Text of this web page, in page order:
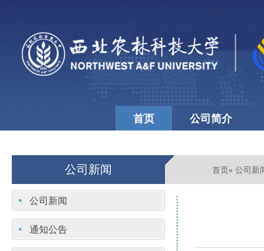
首页
公司简介
公司新闻 首页» 公司新
公司新闻
通知公告